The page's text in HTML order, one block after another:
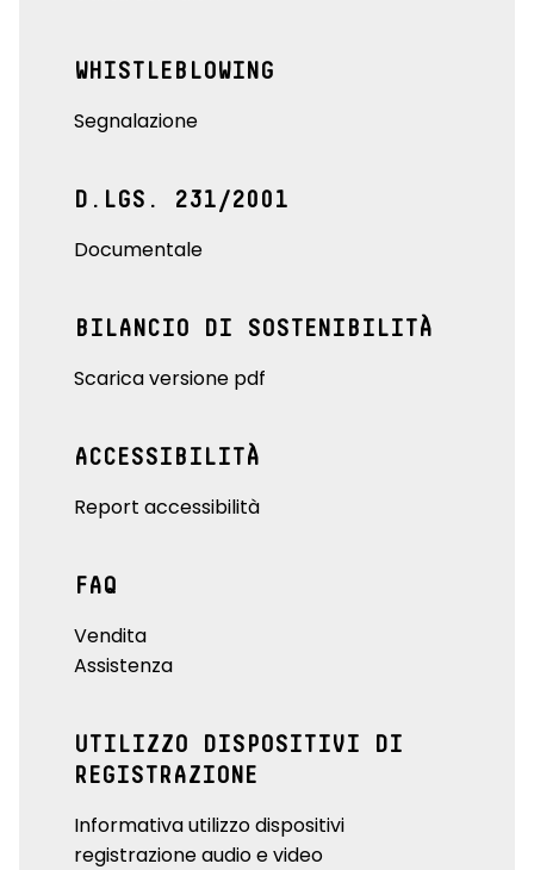
WHISTLEBLOWING
Segnalazione
D.LGS. 231/2001
Documentale
BILANCIO DI SOSTENIBILITÀ
Scarica versione pdf
ACCESSIBILITÀ
Report accessibilità
FAQ
Vendita
Assistenza
UTILIZZO DISPOSITIVI DI
REGISTRAZIONE
Informativa utilizzo dispositivi
registrazione audio e video